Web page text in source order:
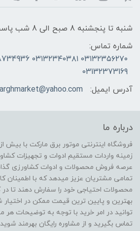
شنبه تا پنجشنبه 8 صبح الی 8 شب پاسخگو هستیم
شماره تماس:
۰۳۱۳۲۳۵۶۲۷۰
03132373169
آدرس ایمیل:
درباره ما
فروشگاه اینترنتی موتور برق مارکت با بیش
زمینه واردات مستقیم ادوات و تجهیزات
عرصه فروش محصولات و ادوات کشاورزی
تمامی مشتریان عزیز میدهد که با اطمینان
محصولات احتیاجی خود را سفارش دهند تا
بهترین و پایین ترین قیمت ممکن در اختیار
توانید در امر خرید با توجه به توضیحات هر
تماس بگیرید و از مشاوره رایگان بهرمند